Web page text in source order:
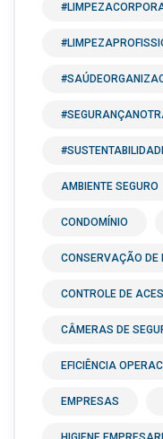
AMBIENTE SEGURO
CONDOMÍNIO
CONSERVAÇÃO DE
CONTROLE DE
CÂMERAS DE
EFICIÊNCIA
EMPRESAS